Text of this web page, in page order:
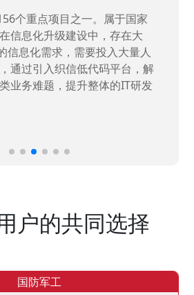
个重点项目之一。属于国家
信息化升级建设中，存在大
信息化需求，需要投入大量人
通过引入织信低代码平台，解
业务难题，提升整体的IT研发
户的共同选择
国防军工